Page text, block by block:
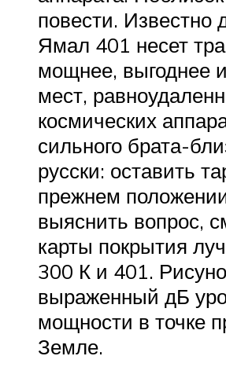
повести. Известно
Ямал 401 несет
мощнее, выгоднее
мест,
космических
сильного брата-
русски: оставить
прежнем
выяснить вопрос,
карты покрытия
300 К и 401.
выраженный дБ
мощности в точке
Земле.